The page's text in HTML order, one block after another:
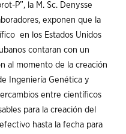
P”, la M. Sc. Denysse
exponen que la
en los Estados Unidos
contaran con un
al momento de la creación
Ingeniería Genética y
entre científicos
para la creación del
hasta la fecha para